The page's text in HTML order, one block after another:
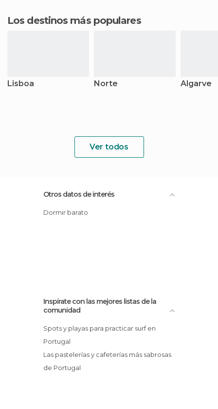
Los destinos más populares
Lisboa Norte Algarve
Ver todos
Otros datos de interés
Dormir barato
Inspírate con las mejores listas de la
comunidad
Spots y playas para practicar surf en
Portugal
Las pastelerías y cafeterías más sabrosas
de Portugal